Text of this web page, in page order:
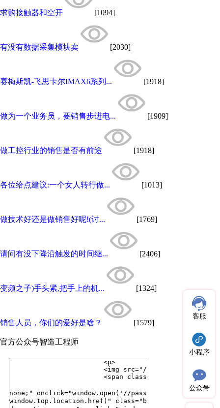
求购接触器和空开 [1094]
有没有数据采集模块卖 [2030]
赛梅斯凯-飞思卡尔IMAX6系列... [1918]
做为一个业务员，要销售步进电... [1909]
做工控行业的销售是否有前途 [1918]
各位给点建议:一个女人转行做... [1013]
做技术好还是做销售好呢!(讨... [1769]
请问有没下降沿触发的时间继... [2406]
变频之子)手头紧,把手上的机... [1324]
销售人员，你们的爱好是啥？ [1579]
官方公众号智造工程师
客服
小程序
公众号